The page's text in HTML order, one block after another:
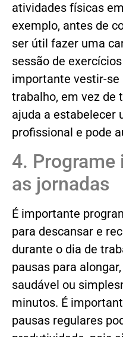
atividades físicas
exemplo, antes de
ser útil fazer uma
sessão de
importante vestir-se
trabalho, em vez de
ajuda a estabelecer
profissional e pode
4.
as jornadas
É importante
para descansar e
durante o dia de
pausas para
saudável ou
minutos. É
pausas regulares